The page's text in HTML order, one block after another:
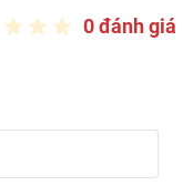
Rosa Floor
chống mài
sản phẩm giữ
dụng.
0 đánh giá